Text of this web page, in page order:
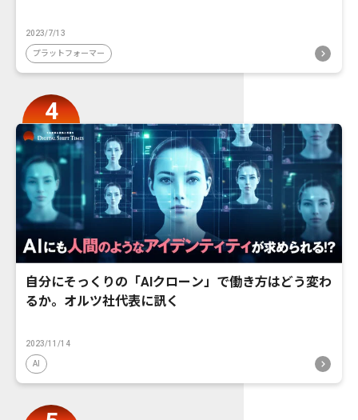
2023/7/13
プラットフォーマー
自分にそっくりの「AIクローン」で働き方はどう変わ
るか。オルツ社代表に訊く
2023/11/14
AI